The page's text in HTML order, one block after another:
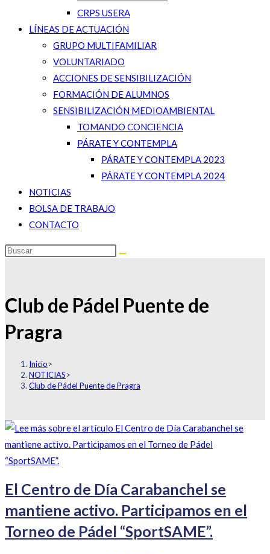
CRPS USERA
LÍNEAS DE ACTUACIÓN
GRUPO MULTIFAMILIAR
VOLUNTARIADO
ACCIONES DE SENSIBILIZACIÓN
FORMACIÓN DE ALUMNOS
SENSIBILIZACIÓN MEDIOAMBIENTAL
TOMANDO CONCIENCIA
PÁRATE Y CONTEMPLA
PÁRATE Y CONTEMPLA 2023
PÁRATE Y CONTEMPLA 2024
NOTICIAS
BOLSA DE TRABAJO
CONTACTO
Club de Pádel Puente de
Pragra
Inicio>
NOTICIAS>
Club de Pádel Puente de Pragra
El Centro de Día Carabanchel se
mantiene activo. Participamos en el
Torneo de Pádel “SportSAME”.